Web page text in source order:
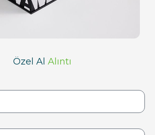
Özel Al Alıntı